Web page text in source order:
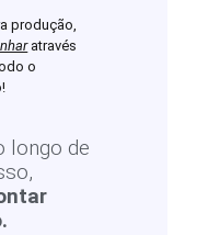
produção,
através
o
longo de